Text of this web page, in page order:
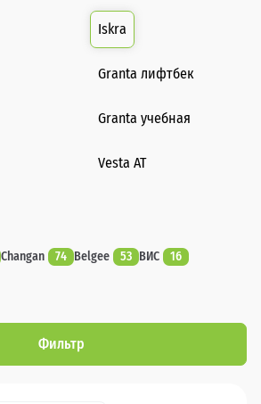
Iskra
Granta лифтбек
Granta учебная
Vesta AT
Changan 74 Belgee 53 ВИС
16
Фильтр